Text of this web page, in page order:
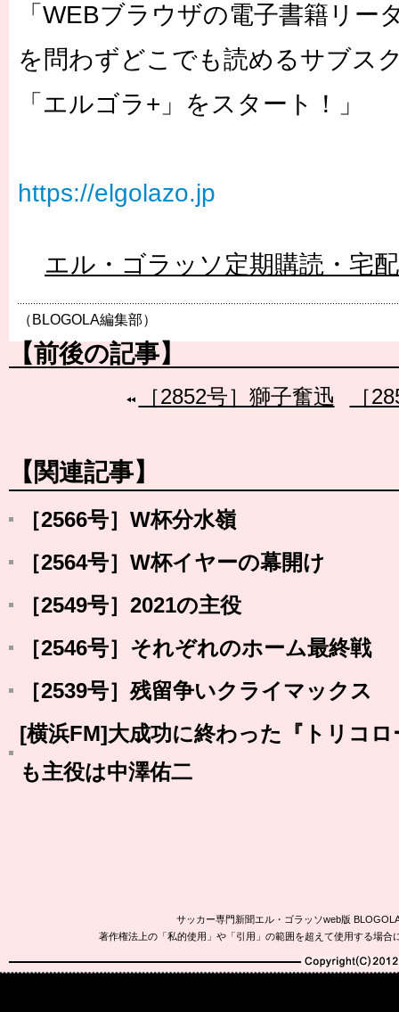
「WEBブラウザの電子書籍リー
を問わずどこでも読めるサブス
「エルゴラ+」をスタート！」
https://elgolazo.jp
エル・ゴラッソ定期購読・宅
（BLOGOLA編集部）
【前後の記事】
［2852号］獅子奮迅 ［
【関連記事】
［2566号］W杯分水嶺
［2564号］W杯イヤーの幕開け
［2549号］2021の主役
［2546号］それぞれのホーム最終戦
［2539号］残留争いクライマックス
[横浜FM]大成功に終わった『トリコ
も主役は中澤佑二
サッカー専門新聞エル・ゴラッソweb版
著作権法上の「私的使用」や「引用」の範囲を超えて使用する場
Copyright(C)2010-